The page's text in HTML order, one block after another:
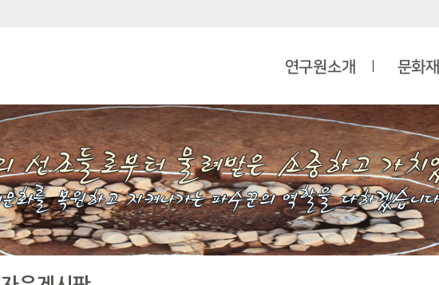
연구원소개 문화